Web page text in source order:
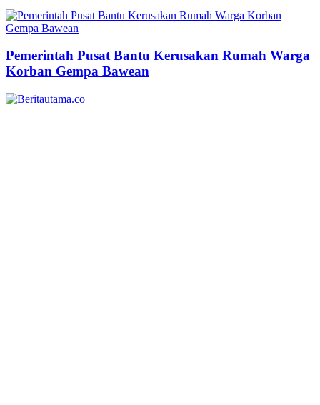
Pemerintah Pusat Bantu Kerusakan Rumah Warga
Korban Gempa Bawean